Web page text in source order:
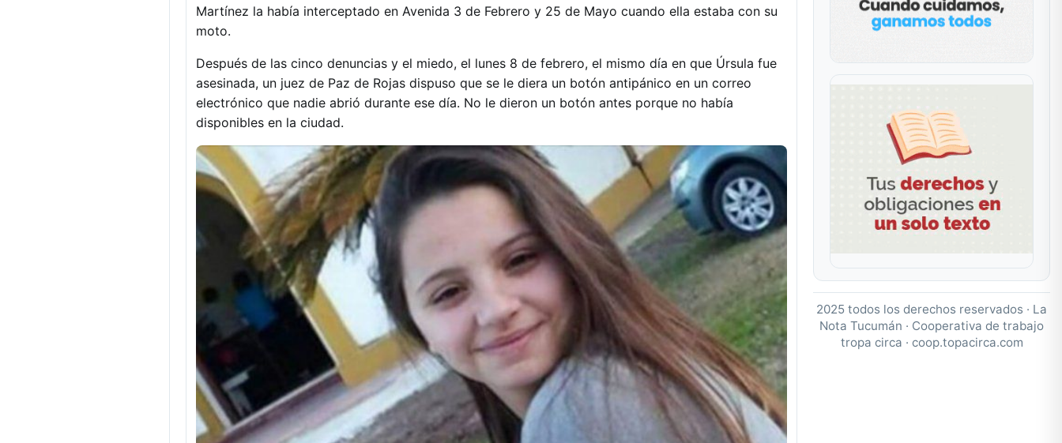
Martínez la había interceptado en Avenida 3 de Febrero y 25 de Mayo cuando ella estaba con su
moto.
Después de las cinco denuncias y el miedo, el lunes 8 de febrero, el mismo día en que Úrsula fue
asesinada, un juez de Paz de Rojas dispuso que se le diera un botón antipánico en un correo
electrónico que nadie abrió durante ese día. No le dieron un botón antes porque no había
disponibles en la ciudad.
2025 todos los derechos reservados · La
Nota Tucumán · Cooperativa de trabajo
tropa circa · coop.topacirca.com